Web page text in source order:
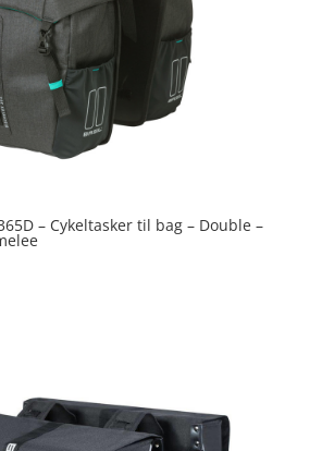
– Cykeltasker til bag – Double –